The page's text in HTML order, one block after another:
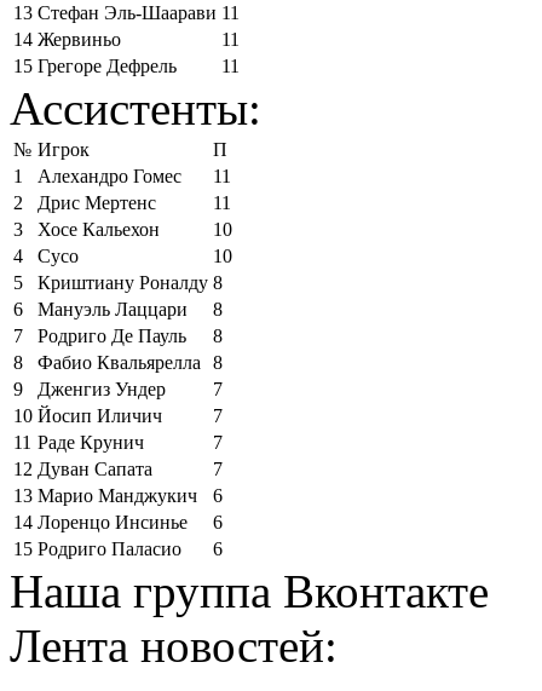
13 Стефан Эль-Шаарави 11
14 Жервиньо
11
15 Грегоре Дефрель 11
Ассистенты:
№ Игрок
П
1
Алехандро Гомес
11
2
Дрис Мертенс
11
3
Хосе Кальехон
10
4
Сусо
10
5
Криштиану Роналду 8
6
Мануэль Лаццари
8
7
Родриго Де Пауль
8
8
Фабио Квальярелла
8
9
Дженгиз Ундер
7
10 Йосип Иличич
7
11 Раде Крунич
7
12 Дуван Сапата
7
13 Марио Манджукич
6
14 Лоренцо Инсинье
6
15 Родриго Паласио 6
Наша группа Вконтакте
Лента новостей: